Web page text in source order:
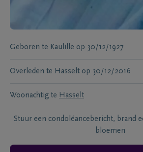
Geboren te Kaulille op 30/12/1927
Overleden te Hasselt op 30/12/2016
Woonachtig te Hasselt
Stuur een condoléancebericht, brand
bloemen